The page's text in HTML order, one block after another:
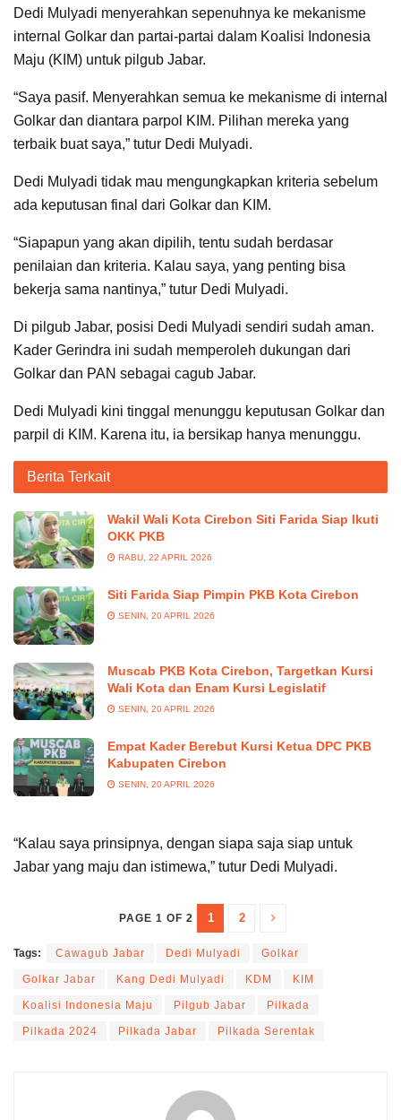
Dedi Mulyadi menyerahkan sepenuhnya ke mekanisme
internal Golkar dan partai-partai dalam Koalisi Indonesia
Maju (KIM) untuk pilgub Jabar.
“Saya pasif. Menyerahkan semua ke mekanisme di internal
Golkar dan diantara parpol KIM. Pilihan mereka yang
terbaik buat saya,” tutur Dedi Mulyadi.
Dedi Mulyadi tidak mau mengungkapkan kriteria sebelum
ada keputusan final dari Golkar dan KIM.
“Siapapun yang akan dipilih, tentu sudah berdasar
penilaian dan kriteria. Kalau saya, yang penting bisa
bekerja sama nantinya,” tutur Dedi Mulyadi.
Di pilgub Jabar, posisi Dedi Mulyadi sendiri sudah aman.
Kader Gerindra ini sudah memperoleh dukungan dari
Golkar dan PAN sebagai cagub Jabar.
Dedi Mulyadi kini tinggal menunggu keputusan Golkar dan
parpil di KIM. Karena itu, ia bersikap hanya menunggu.
Berita Terkait
Wakil Wali Kota Cirebon Siti Farida Siap Ikuti
OKK PKB
RABU, 22 APRIL 2026
Siti Farida Siap Pimpin PKB Kota Cirebon
SENIN, 20 APRIL 2026
Muscab PKB Kota Cirebon, Targetkan Kursi
Wali Kota dan Enam Kursi Legislatif
SENIN, 20 APRIL 2026
Empat Kader Berebut Kursi Ketua DPC PKB
Kabupaten Cirebon
SENIN, 20 APRIL 2026
“Kalau saya prinsipnya, dengan siapa saja siap untuk
Jabar yang maju dan istimewa,” tutur Dedi Mulyadi.
PAGE 1 OF 2 1 2
Tags: Cawagub Jabar Dedi Mulyadi Golkar
Golkar Jabar Kang Dedi Mulyadi KDM KIM
Koalisi Indonesia Maju Pilgub Jabar Pilkada
Pilkada 2024 Pilkada Jabar Pilkada Serentak